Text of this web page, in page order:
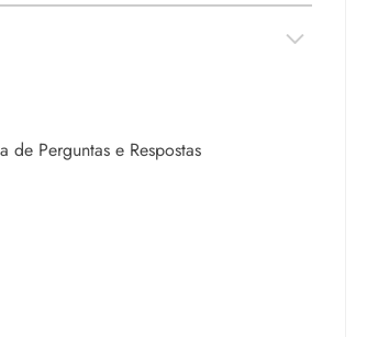
de Perguntas e Respostas